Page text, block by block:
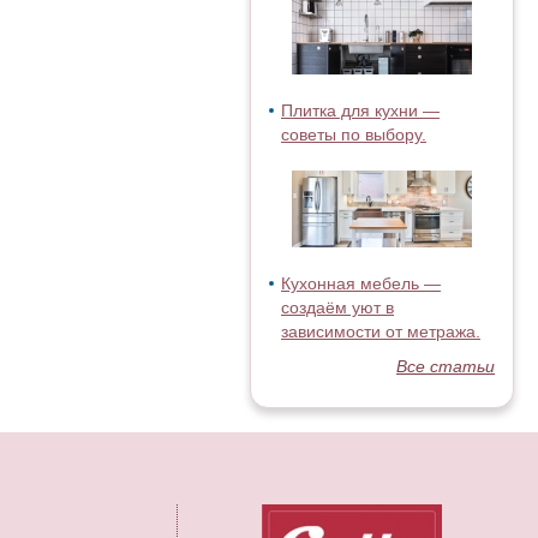
Плитка для кухни —
советы по выбору.
Кухонная мебель —
создаём уют в
зависимости от метража.
Все статьи